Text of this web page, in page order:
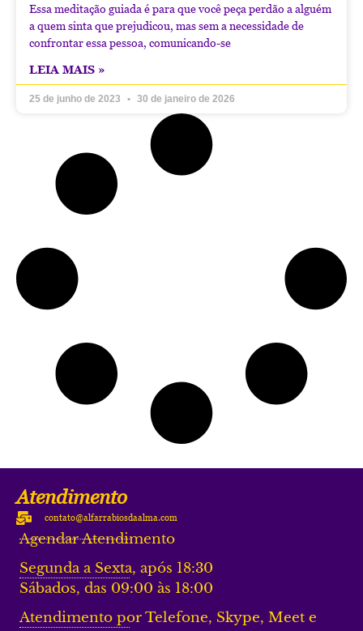
Essa meditação guiada é para que você peça perdão a alguém
a quem sinta que prejudicou, mas sem a necessidade de
confrontar essa pessoa, comunicando-se
LEIA MAIS »
25 de junho de 2023 30 de janeiro de 2026
Atendimento
contato@alfarrabiosdaalma.com
Agendar Atendimento
Segunda a Sexta, após 18:30
Sábados, das 09:00 às 18:00
Atendimento por Telefone, Skype, Meet e